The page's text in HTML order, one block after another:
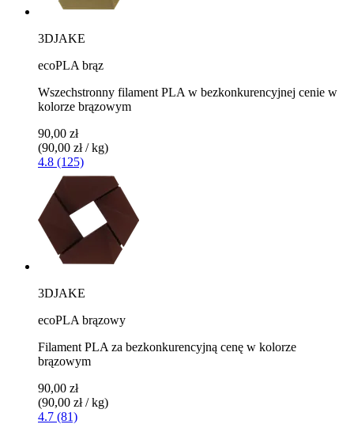
3DJAKE
ecoPLA brąz
Wszechstronny filament PLA w bezkonkurencyjnej cenie w
kolorze brązowym
90,00 zł
(90,00 zł / kg)
4.8 (125)
3DJAKE
ecoPLA brązowy
Filament PLA za bezkonkurencyjną cenę w kolorze
brązowym
90,00 zł
(90,00 zł / kg)
4.7 (81)